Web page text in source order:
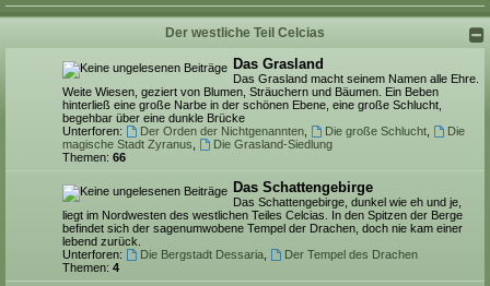
Der westliche Teil Celcias
Das Grasland
Das Grasland macht seinem Namen alle Ehre.
Weite Wiesen, geziert von Blumen, Sträuchern und Bäumen. Ein Beben
hinterließ eine große Narbe in der schönen Ebene, eine große Schlucht,
begehbar über eine dunkle Brücke
Unterforen:
Der Orden der Nichtgenannten, Die große Schlucht,
Die
magische Stadt Zyranus
Die Grasland-Siedlung
Themen: 66
Das Schattengebirge
Das Schattengebirge, dunkel wie eh und je,
liegt im Nordwesten des westlichen Teiles Celcias. In den Spitzen der Berge
befindet sich der sagenumwobene Tempel der Drachen, doch nie kam einer
lebend zurück.
Unterforen:
Die Bergstadt Dessaria,
Der Tempel des Drachen
Themen: 4